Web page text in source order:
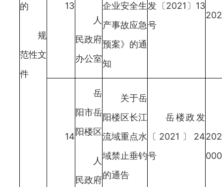
的
规
范性文
件
13
人
民政府
办公室
企业安全生
产事故应急
预案》的通
知
发〔2021〕13
号
14
岳
阳市岳
阳楼区
人
民政府
关于岳
阳楼区长江
流域重点水
域禁止垂钓
的通告
岳楼政发
〔2021〕24
号